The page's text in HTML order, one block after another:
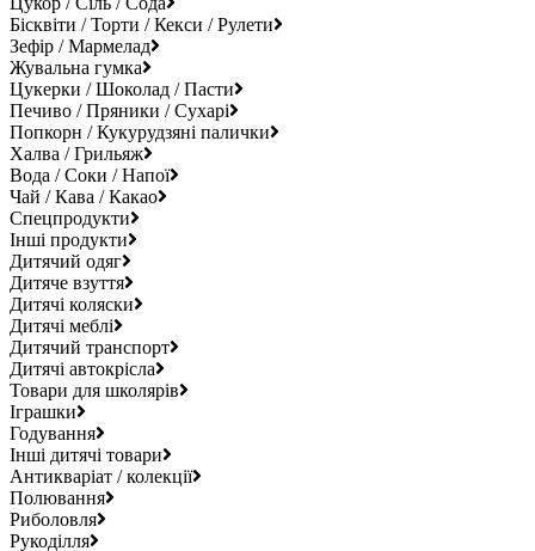
Бісквіти / Торти / Кекси / Рулети
Зефір / Мармелад
Жувальна гумка
Цукерки / Шоколад / Пасти
Печиво / Пряники / Сухарі
Попкорн / Кукурудзяні палички
Халва / Грильяж
Вода / Соки / Напої
Чай / Кава / Какао
Спецпродукти
Інші продукти
Дитячий одяг
Дитяче взуття
Дитячі коляски
Дитячі меблі
Дитячий транспорт
Дитячі автокрісла
Товари для школярів
Іграшки
Годування
Інші дитячі товари
Антикваріат / колекції
Полювання
Риболовля
Рукоділля